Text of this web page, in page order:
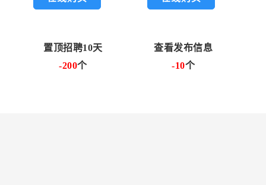
置顶招聘10天
查看发布信息
-200个 -10个